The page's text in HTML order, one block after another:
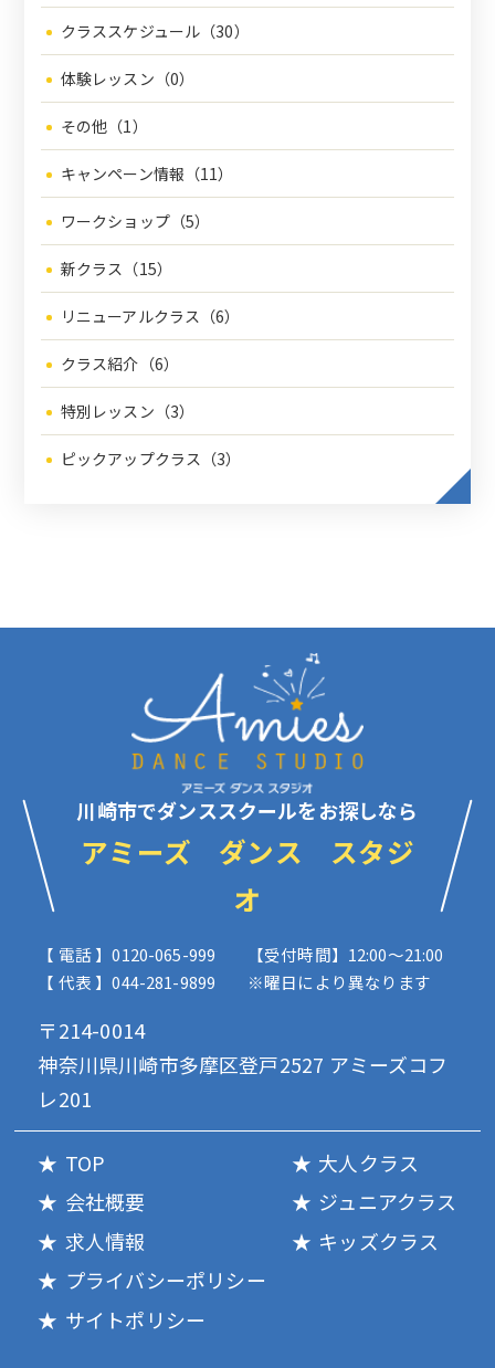
クラススケジュール（30）
体験レッスン（0）
その他（1）
キャンペーン情報（11）
ワークショップ（5）
新クラス（15）
リニューアルクラス（6）
クラス紹介（6）
特別レッスン（3）
ピックアップクラス（3）
川崎市でダンススクールをお探しなら
アミーズ ダンス スタジ
オ
【 電話 】0120-065-999
【 代表 】044-281-9899
【受付時間】12:00〜21:00
※曜日により異なります
〒214-0014
神奈川県川崎市多摩区登戸2527 アミーズコフ
レ201
TOP
会社概要
求人情報
大人クラス
ジュニアクラス
キッズクラス
プライバシーポリシー
サイトポリシー